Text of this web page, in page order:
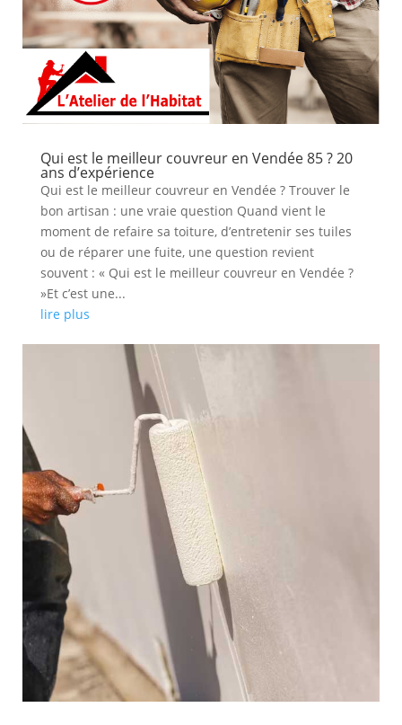
Qui est le meilleur couvreur en Vendée 85 ? 20
ans d’expérience
Qui est le meilleur couvreur en Vendée ? Trouver le
bon artisan : une vraie question Quand vient le
moment de refaire sa toiture, d’entretenir ses tuiles
ou de réparer une fuite, une question revient
souvent : « Qui est le meilleur couvreur en Vendée ?
»Et c’est une...
lire plus